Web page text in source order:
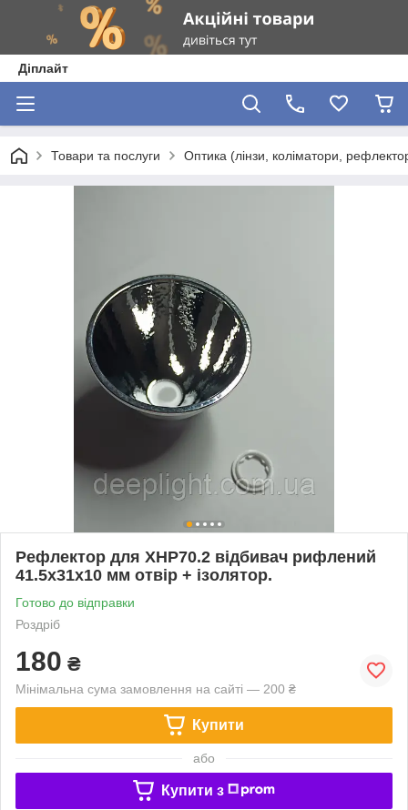
Діплайт
Товари та послуги Оптика (лінзи, коліматори,
Рефлектор для XHP70.2 відбивач рифлений
41.5х31х10 мм отвір + ізолятор.
Готово до відправки
Роздріб
180 ₴
Мінімальна сума замовлення на сайті — 200 ₴
Купити
або
Купити з